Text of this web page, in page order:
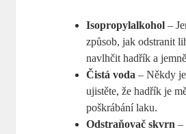
Isopropylalkohol –
způsob, jak odstranit
navlhčit hadřík a
Čistá voda – Někdy
ujistěte, že hadřík je
poškrábání laku.
Odstraňovač skvrn –